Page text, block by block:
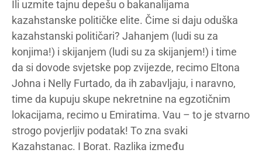
Ili uzmite tajnu depešu o bakanalijama
kazahstanske političke elite. Čime si daju oduška
kazahstanski političari? Jahanjem (ludi su za
konjima!) i skijanjem (ludi su za skijanjem!) i time
da si dovode svjetske pop zvijezde, recimo Eltona
Johna i Nelly Furtado, da ih zabavljaju, i naravno,
time da kupuju skupe nekretnine na egzotičnim
lokacijama, recimo u Emiratima. Vau – to je stvarno
strogo povjerljiv podatak! To zna svaki
Kazahstanac. I Borat. Razlika između